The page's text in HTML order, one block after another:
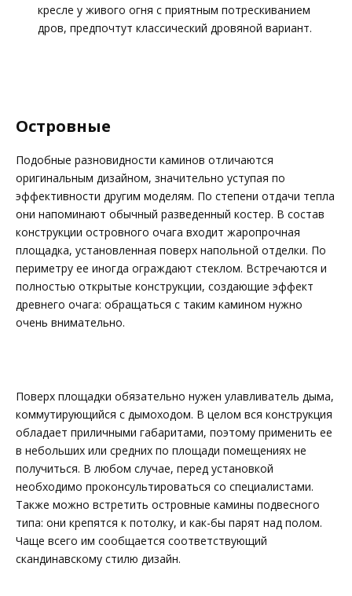
кресле у живого огня с приятным потрескиванием
дров, предпочтут классический дровяной вариант.
Островные
Подобные разновидности каминов отличаются
оригинальным дизайном, значительно уступая по
эффективности другим моделям. По степени отдачи тепла
они напоминают обычный разведенный костер. В состав
конструкции островного очага входит жаропрочная
площадка, установленная поверх напольной отделки. По
периметру ее иногда ограждают стеклом. Встречаются и
полностью открытые конструкции, создающие эффект
древнего очага: обращаться с таким камином нужно
очень внимательно.
Поверх площадки обязательно нужен улавливатель дыма,
коммутирующийся с дымоходом. В целом вся конструкция
обладает приличными габаритами, поэтому применить ее
в небольших или средних по площади помещениях не
получиться. В любом случае, перед установкой
необходимо проконсультироваться со специалистами.
Также можно встретить островные камины подвесного
типа: они крепятся к потолку, и как-бы парят над полом.
Чаще всего им сообщается соответствующий
скандинавскому стилю дизайн.